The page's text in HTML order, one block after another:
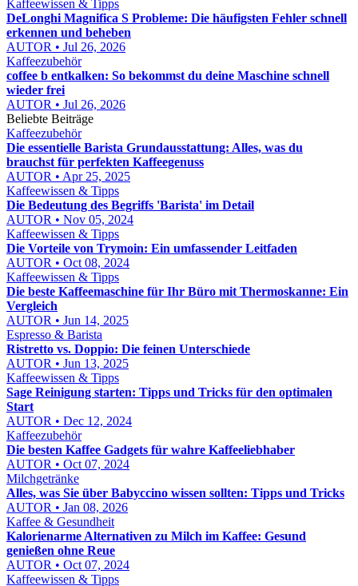
Kaffeewissen & Tipps
DeLonghi Magnifica S Probleme: Die häufigsten Fehler schnell
erkennen und beheben
AUTOR • Jul 26, 2026
Kaffeezubehör
coffee b entkalken: So bekommst du deine Maschine schnell
wieder frei
AUTOR • Jul 26, 2026
Beliebte Beiträge
Kaffeezubehör
Die essentielle Barista Grundausstattung: Alles, was du
brauchst für perfekten Kaffeegenuss
AUTOR • Apr 25, 2025
Kaffeewissen & Tipps
Die Bedeutung des Begriffs 'Barista' im Detail
AUTOR • Nov 05, 2024
Kaffeewissen & Tipps
Die Vorteile von Trymoin: Ein umfassender Leitfaden
AUTOR • Oct 08, 2024
Kaffeewissen & Tipps
Die beste Kaffeemaschine für Ihr Büro mit Thermoskanne: Ein
Vergleich
AUTOR • Jun 14, 2025
Espresso & Barista
Ristretto vs. Doppio: Die feinen Unterschiede
AUTOR • Jun 13, 2025
Kaffeewissen & Tipps
Sage Reinigung starten: Tipps und Tricks für den optimalen
Start
AUTOR • Dec 12, 2024
Kaffeezubehör
Die besten Kaffee Gadgets für wahre Kaffeeliebhaber
AUTOR • Oct 07, 2024
Milchgetränke
Alles, was Sie über Babyccino wissen sollten: Tipps und Tricks
AUTOR • Jan 08, 2026
Kaffee & Gesundheit
Kalorienarme Alternativen zu Milch im Kaffee: Gesund
genießen ohne Reue
AUTOR • Oct 07, 2024
Kaffeewissen & Tipps